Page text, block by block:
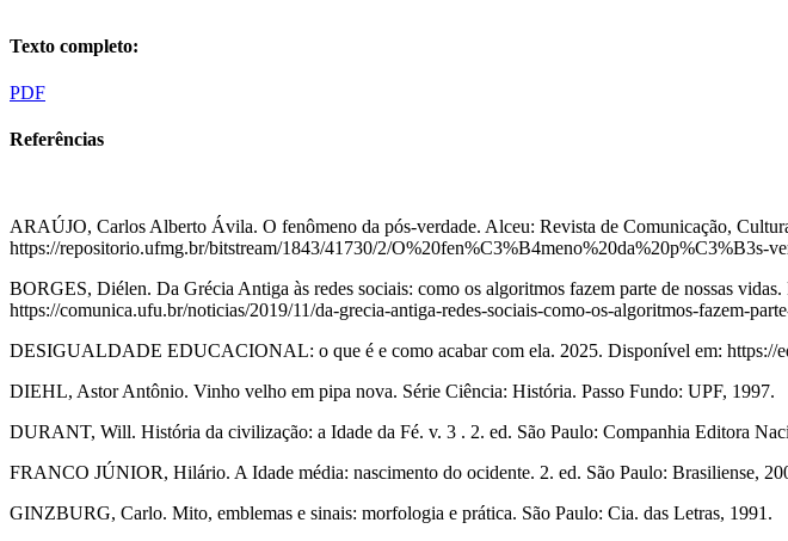
Texto completo:
PDF
Referências
ARAÚJO, Carlos Alberto Ávila. O fenômeno da pós-verdade. Alceu: Revista de Comunicação,
https://repositorio.ufmg.br/bitstream/1843/41730/2/O%20fen%C3%B4meno%20da%20p%C3%B3s-
BORGES, Diélen. Da Grécia Antiga às redes sociais: como os algoritmos fazem parte de nossas
https://comunica.ufu.br/noticias/2019/11/da-grecia-antiga-redes-sociais-como-os-algoritmos-fazem-
DESIGUALDADE EDUCACIONAL: o que é e como acabar com ela. 2025. Disponível em: https://
DIEHL, Astor Antônio. Vinho velho em pipa nova. Série Ciência: História. Passo Fundo: UPF, 1997.
DURANT, Will. História da civilização: a Idade da Fé. v. 3 . 2. ed. São Paulo: Companhia Editora
FRANCO JÚNIOR, Hilário. A Idade média: nascimento do ocidente. 2. ed. São Paulo: Brasiliense,
GINZBURG, Carlo. Mito, emblemas e sinais: morfologia e prática. São Paulo: Cia. das Letras, 1991.